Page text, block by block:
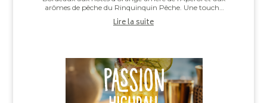
arômes de pêche du Rinquinquin Pêche. Une touche
Lire la suite